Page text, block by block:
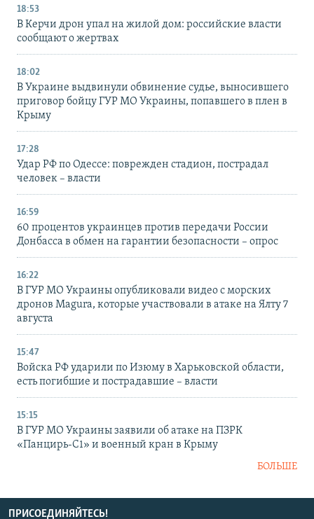
18:53
В Керчи дрон упал на жилой дом: российские власти
сообщают о жертвах
18:02
В Украине выдвинули обвинение судье, выносившего
приговор бойцу ГУР МО Украины, попавшего в плен в
Крыму
17:28
Удар РФ по Одессе: поврежден стадион, пострадал
человек – власти
16:59
60 процентов украинцев против передачи России
Донбасса в обмен на гарантии безопасности – опрос
16:22
В ГУР МО Украины опубликовали видео с морских
дронов Magura, которые участвовали в атаке на Ялту 7
августа
15:47
Войска РФ ударили по Изюму в Харьковской области,
есть погибшие и пострадавшие – власти
15:15
В ГУР МО Украины заявили об атаке на ПЗРК
«Панцирь-С1» и военный кран в Крыму
БОЛЬШЕ
ПРИСОЕДИНЯЙТЕСЬ!